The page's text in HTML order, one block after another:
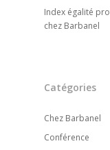
Index égalité
chez Barbanel
Catégories
Chez Barbanel
Conférence